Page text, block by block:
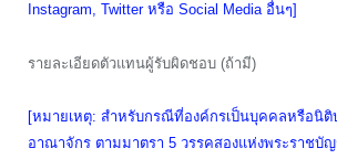
Instagram, Twitter หรือ Social Media อื่นๆ]
รายละเอียดตัวแทนผู้รับผิดชอบ (ถ้ามี)
[หมายเหตุ: สำหรับกรณีที่องค์กรเป็นบุคคลหรือนิ
อาณาจักร ตามมาตรา 5 วรรคสองแห่งพระราช